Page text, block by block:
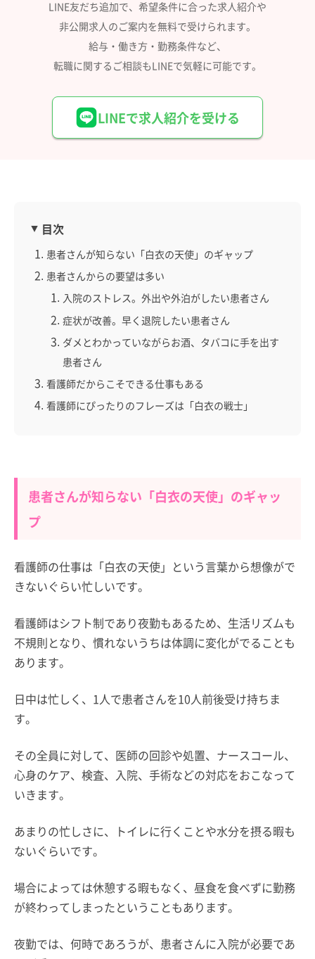
LINE友だち追加で、希望条件に合った求人紹介や
非公開求人のご案内を無料で受けられます。
給与・働き方・勤務条件など、
転職に関するご相談もLINEで気軽に可能です。
LINEで求人紹介を受ける
目次
患者さんが知らない「白衣の天使」のギャップ
患者さんからの要望は多い
入院のストレス。外出や外泊がしたい患者さん
症状が改善。早く退院したい患者さん
ダメとわかっていながらお酒、タバコに手を出す
患者さん
看護師だからこそできる仕事もある
看護師にぴったりのフレーズは「白衣の戦士」
患者さんが知らない「白衣の天使」のギャッ
プ
看護師の仕事は「白衣の天使」という言葉から想像がで
きないぐらい忙しいです。
看護師はシフト制であり夜勤もあるため、生活リズムも
不規則となり、慣れないうちは体調に変化がでることも
あります。
日中は忙しく、1人で患者さんを10人前後受け持ちま
す。
その全員に対して、医師の回診や処置、ナースコール、
心身のケア、検査、入院、手術などの対応をおこなって
いきます。
あまりの忙しさに、トイレに行くことや水分を摂る暇も
ないぐらいです。
場合によっては休憩する暇もなく、昼食を食べずに勤務
が終わってしまったということもあります。
夜勤では、何時であろうが、患者さんに入院が必要であ